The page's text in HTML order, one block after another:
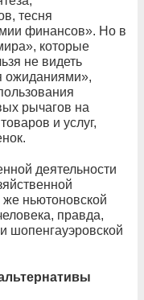
тесня
финансов». Но в
которые
не видеть
ожиданиями»,
рычагов на
и услуг,
деятельности
же ньютоновской
правда,
шопенгауэровской